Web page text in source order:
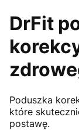
DrFit
Poduszka
które
postawę.